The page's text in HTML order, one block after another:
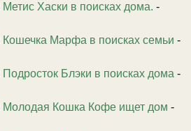
Метис Хаски в поисках дома. -
Кошечка Марфа в поисках семьи -
Подросток Блэки в поисках дома -
Молодая Кошка Кофе ищет дом -